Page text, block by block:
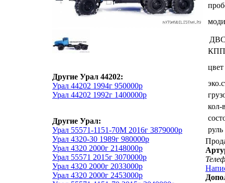
Другие Урал 44202:
Урал 44202 1994г 950000р
Урал 44202 1992г 1400000р
Другие Урал:
Урал 55571-1151-70М 2016г 3879000р
Урал 4320-30 1989г 980000р
Урал 4320 2000г 2148000р
Урал 55571 2015г 3070000р
Урал 4320 2000г 2033000р
Урал 4320 2000г 2453000р
КПП
цвет
кол-
руль